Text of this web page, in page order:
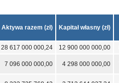
Aktywa razem (zł) Kapitał własny (zł)
28 617 000 000,24 12 900 000 000,00
7 096 000 000,00 4 298 000 000,00